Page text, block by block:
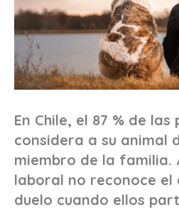
En Chile, el 87 % de las
considera a su animal
miembro de la familia.
laboral no reconoce el
duelo cuando ellos